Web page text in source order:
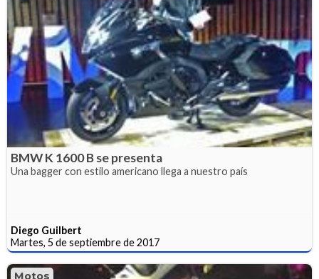
BMW K 1600 B se presenta
Una bagger con estilo americano llega a nuestro país
Diego Guilbert
Martes, 5 de septiembre de 2017
Motos